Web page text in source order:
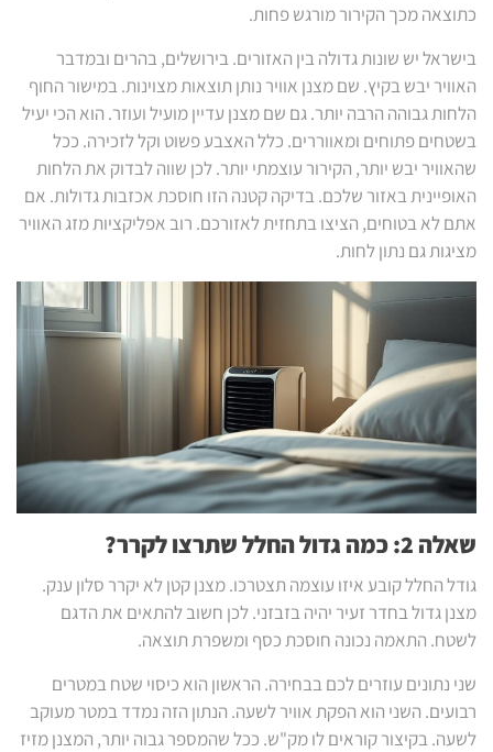
כתוצאה מכך הקירור מורגש פחות.
בישראל יש שונות גדולה בין האזורים. בירושלים, בהרים ובמדבר
האוויר יבש בקיץ. שם מצנן אוויר נותן תוצאות מצוינות. במישור החוף
הלחות גבוהה הרבה יותר. גם שם מצנן עדיין מועיל ועוזר. הוא הכי יעיל
בשטחים פתוחים ומאווררים. כלל האצבע פשוט וקל לזכירה. ככל
שהאוויר יבש יותר, הקירור עוצמתי יותר. לכן שווה לבדוק את הלחות
האופיינית באזור שלכם. בדיקה קטנה הזו חוסכת אכזבות גדולות. אם
אתם לא בטוחים, הציצו בתחזית לאזורכם. רוב אפליקציות מזג האוויר
מציגות גם נתון לחות.
שאלה 2: כמה גדול החלל שתרצו לקרר?
גודל החלל קובע איזו עוצמה תצטרכו. מצנן קטן לא יקרר סלון ענק.
מצנן גדול בחדר זעיר יהיה בזבזני. לכן חשוב להתאים את הדגם
לשטח. התאמה נכונה חוסכת כסף ומשפרת תוצאה.
שני נתונים עוזרים לכם בבחירה. הראשון הוא כיסוי שטח במטרים
רבועים. השני הוא הפקת אוויר לשעה. הנתון הזה נמדד במטר מעוקב
לשעה. בקיצור קוראים לו מק"ש. ככל שהמספר גבוה יותר, המצנן מזיז